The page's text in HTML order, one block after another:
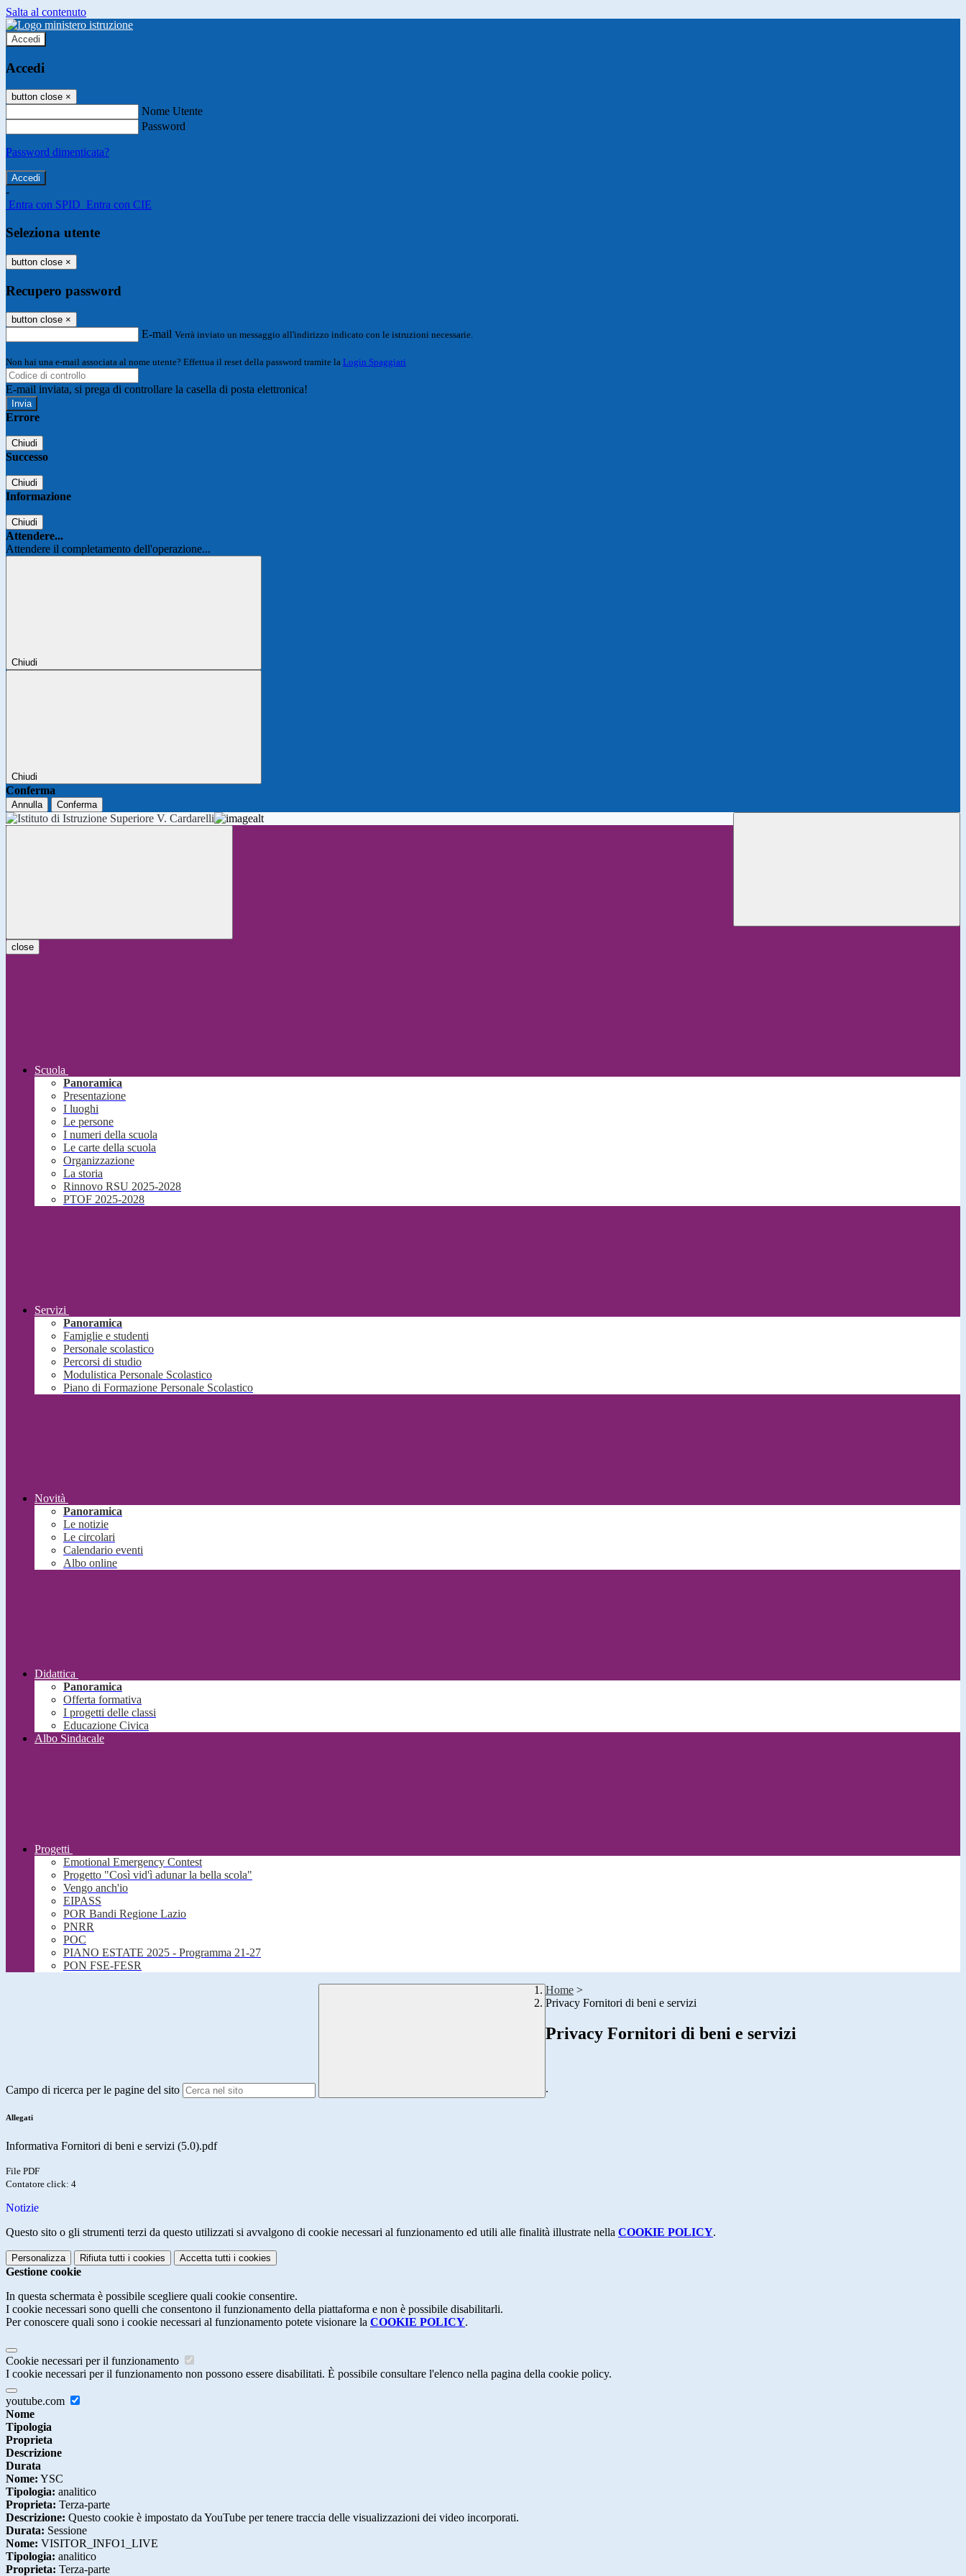
Salta al contenuto
Accedi
Accedi
button close ×
Nome Utente
Password
Password dimenticata?
-
Entra con SPID Entra con CIE
Seleziona utente
button close ×
Recupero password
button close ×
E-mail Verrà inviato un messaggio all'indirizzo indicato con le istruzioni necessarie.
Non hai una e-mail associata al nome utente? Effettua il reset della password tramite la Login Spaggiari
E-mail inviata, si prega di controllare la casella di posta elettronica!
Errore
Chiudi
Successo
Chiudi
Informazione
Chiudi
Attendere...
Attendere il completamento dell'operazione...
Chiudi
Chiudi
Conferma
Annulla Conferma
close
Scuola
Panoramica
Presentazione
I luoghi
Le persone
I numeri della scuola
Le carte della scuola
Organizzazione
La storia
Rinnovo RSU 2025-2028
PTOF 2025-2028
Servizi
Panoramica
Famiglie e studenti
Personale scolastico
Percorsi di studio
Modulistica Personale Scolastico
Piano di Formazione Personale Scolastico
Novità
Panoramica
Le notizie
Le circolari
Calendario eventi
Albo online
Didattica
Panoramica
Offerta formativa
I progetti delle classi
Educazione Civica
Albo Sindacale
Progetti
Emotional Emergency Contest
Progetto "Così vid'ì adunar la bella scola"
Vengo anch'io
EIPASS
POR Bandi Regione Lazio
PNRR
POC
PIANO ESTATE 2025 - Programma 21-27
PON FSE-FESR
Campo di ricerca per le pagine del sito
Home >
Privacy Fornitori di beni e servizi
Privacy Fornitori di beni e servizi
.
Allegati
Informativa Fornitori di beni e servizi (5.0).pdf
File PDF
Contatore click: 4
Notizie
Questo sito o gli strumenti terzi da questo utilizzati si avvalgono di cookie necessari al funzionamento ed utili alle finalità illustrate nella COOKIE POLICY.
Personalizza Rifiuta tutti i cookies Accetta tutti i cookies
Gestione cookie
In questa schermata è possibile scegliere quali cookie consentire.
I cookie necessari sono quelli che consentono il funzionamento della piattaforma e non è possibile disabilitarli.
Per conoscere quali sono i cookie necessari al funzionamento potete visionare la COOKIE POLICY.
Cookie necessari per il funzionamento
I cookie necessari per il funzionamento non possono essere disabilitati. È possibile consultare l'elenco nella pagina della cookie policy.
youtube.com
Nome
Tipologia
Proprieta
Descrizione
Durata
Nome: YSC
Tipologia: analitico
Proprieta: Terza-parte
Descrizione: Questo cookie è impostato da YouTube per tenere traccia delle visualizzazioni dei video incorporati.
Durata: Sessione
Nome: VISITOR_INFO1_LIVE
Tipologia: analitico
Proprieta: Terza-parte